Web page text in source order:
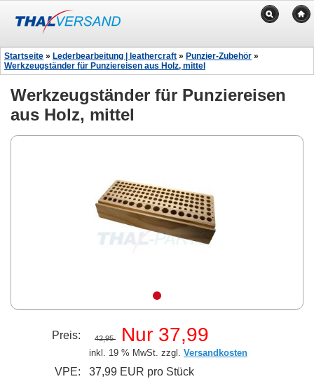
Startseite » Lederbearbeitung | leathercraft » Punzier-Zubehör »
Werkzeugständer für Punziereisen aus Holz, mittel
Werkzeugständer für Punziereisen
aus Holz, mittel
Preis: 42,95 Nur 37,99
inkl. 19 % MwSt. zzgl. Versandkosten
VPE:
37,99 EUR pro Stück